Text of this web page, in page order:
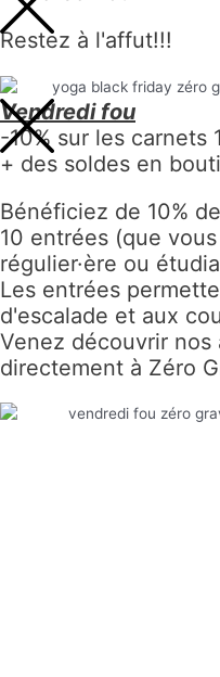
Restez à l'affut!!!
Vendredi fou
-10% sur les carnets
+ des soldes en
Bénéficiez de 10%
10 entrées (que
régulier·ère ou
Les entrées
d'escalade et aux
Venez découvrir nos
directement à Zéro